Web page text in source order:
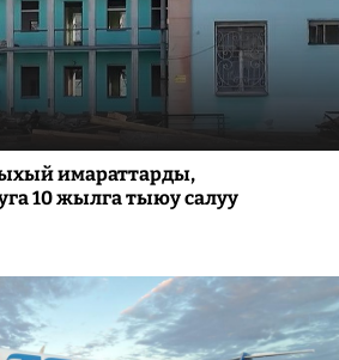
имараттарды,
10 жылга тыюу салуу